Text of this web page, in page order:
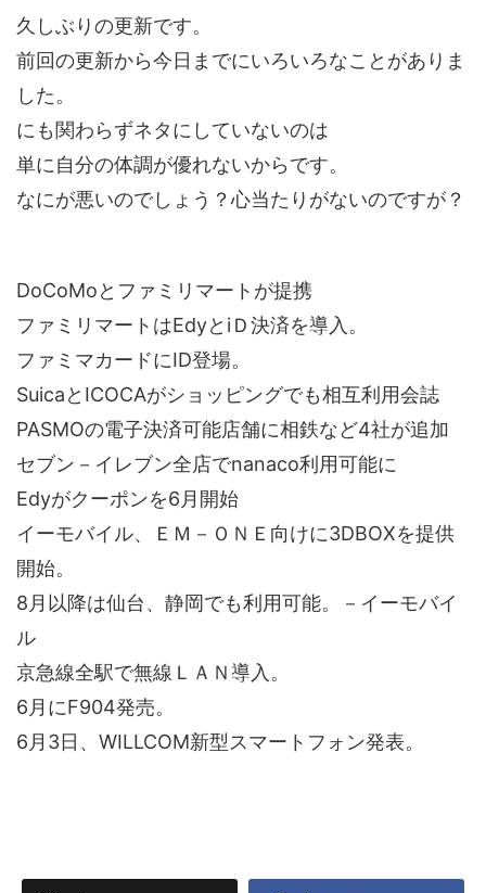
久しぶりの更新です。
前回の更新から今日までにいろいろなことがありま
した。
にも関わらずネタにしていないのは
単に自分の体調が優れないからです。
なにが悪いのでしょう？心当たりがないのですが？
DoCoMoとファミリマートが提携
ファミリマートはEdyとiＤ決済を導入。
ファミマカードにID登場。
SuicaとICOCAがショッピングでも相互利用会誌
PASMOの電子決済可能店舗に相鉄など4社が追加
セブン－イレブン全店でnanaco利用可能に
Edyがクーポンを6月開始
イーモバイル、ＥＭ－ＯＮＥ向けに3DBOXを提供
開始。
8月以降は仙台、静岡でも利用可能。－イーモバイ
ル
京急線全駅で無線ＬＡＮ導入。
6月にF904発売。
6月3日、WILLCOM新型スマートフォン発表。